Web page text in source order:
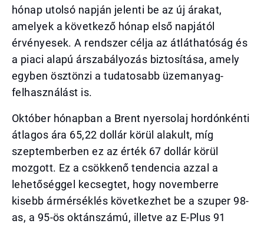
hónap utolsó napján jelenti be az új árakat,
amelyek a következő hónap első napjától
érvényesek. A rendszer célja az átláthatóság és
a piaci alapú árszabályozás biztosítása, amely
egyben ösztönzi a tudatosabb üzemanyag-
felhasználást is.
Október hónapban a Brent nyersolaj hordónkénti
átlagos ára 65,22 dollár körül alakult, míg
szeptemberben ez az érték 67 dollár körül
mozgott. Ez a csökkenő tendencia azzal a
lehetőséggel kecsegtet, hogy novemberre
kisebb ármérséklés következhet be a szuper 98-
as, a 95-ös oktánszámú, illetve az E-Plus 91